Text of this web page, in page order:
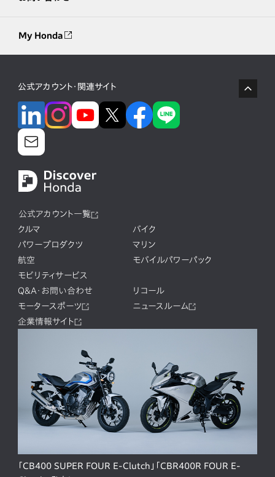
My Honda
公式アカウント・関連サイト
公式アカウント一覧
クルマ
バイク
パワープロダクツ
マリン
航空
モバイルパワーパック
モビリティサービス
Q&A・お問い合わせ
リコール
モータースポーツ
ニュースルーム
企業情報サイト
「CB400 SUPER FOUR E-Clutch」「CBR400R FOUR E-